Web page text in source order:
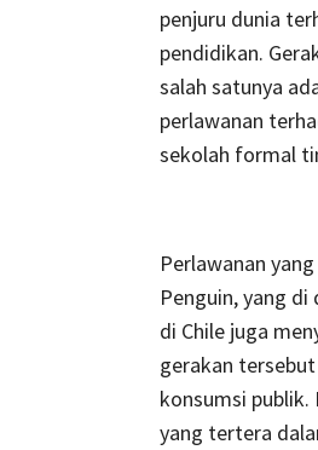
penjuru dunia
pendidikan.
salah satunya
perlawanan
sekolah formal
Perlawanan
Penguin, yang
di Chile juga
gerakan
konsumsi
yang tertera